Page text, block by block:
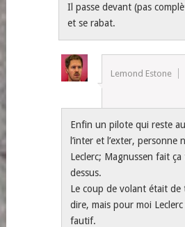
Il passe devant (pas
et se rabat.
Lemond Estone
Enfin un pilote qui reste
l’inter et l’exter, personne
Leclerc; Magnussen fait
dessus.
Le coup de volant était de
dire, mais pour moi
fautif.